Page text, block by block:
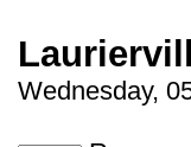
Wednesday,